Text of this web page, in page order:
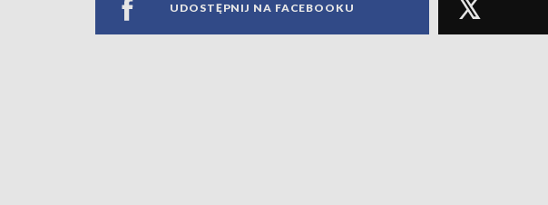
UDOSTĘPNIJ NA FACEBOOKU